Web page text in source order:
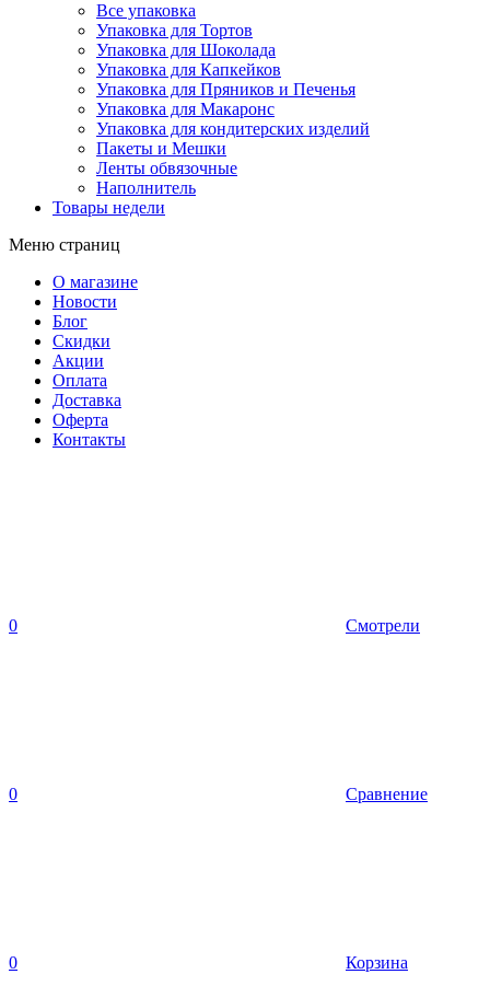
Все упаковка
Упаковка для Тортов
Упаковка для Шоколада
Упаковка для Капкейков
Упаковка для Пряников и Печенья
Упаковка для Макаронс
Упаковка для кондитерских изделий
Пакеты и Мешки
Ленты обвязочные
Наполнитель
Товары недели
Меню страниц
О магазине
Новости
Блог
Скидки
Акции
Оплата
Доставка
Оферта
Контакты
0 Смотрели
0 Сравнение
0 Корзина